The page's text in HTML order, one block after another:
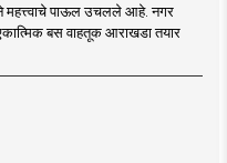
महत्त्वाचे पाऊल उचलले आहे. नगर
बस वाहतूक आराखडा तयार